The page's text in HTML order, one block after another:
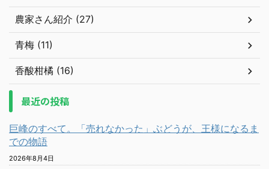
農家さん紹介 (27)
青梅 (11)
香酸柑橘 (16)
最近の投稿
巨峰のすべて。「売れなかった」ぶどうが、王様になるま
での物語
2026年8月4日